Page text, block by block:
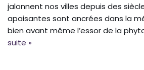
jalonnent nos villes depuis des
apaisantes sont ancrées dans la
bien avant même l’essor de la
suite »